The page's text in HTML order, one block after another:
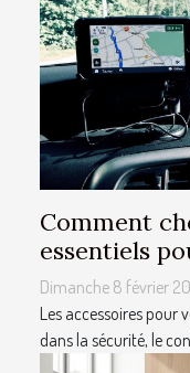
Comment
essentiels
Dimanche 8 février
Les accessoires pour
dans la sécurité, le